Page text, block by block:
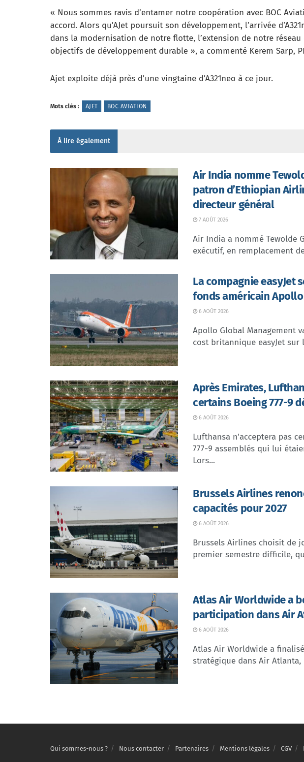
« Nous sommes ravis d’entamer notre coopération avec BOC
accord. Alors qu’AJet poursuit son développement, l’arrivée
dans la modernisation de notre flotte, l’extension de notre
objectifs de développement durable », a commenté Kerem Sarp,
Ajet exploite déjà près d’une vingtaine d’A321neo à ce jour.
Mots clés : AJET BOC AVIATION
À lire également
Air India nomme
patron d’Ethiopian
directeur général
7 AOÛT 2026
Air India a nommé Tewolde
exécutif, en remplacement
La compagnie easyJet
fonds américain Apollo
6 AOÛT 2026
Apollo Global Management
cost britannique easyJet sur
Après Emirates,
certains Boeing 777-9
6 AOÛT 2026
Lufthansa n'acceptera pas
777-9 assemblés qui lui
Lors...
Brussels Airlines
capacités pour 2027
6 AOÛT 2026
Brussels Airlines choisit de
premier semestre difficile,
Atlas Air Worldwide a
participation dans Air
6 AOÛT 2026
Atlas Air Worldwide a
stratégique dans Air
Qui sommes-nous ? Nous contacter Partenaires Mentions légales CGV